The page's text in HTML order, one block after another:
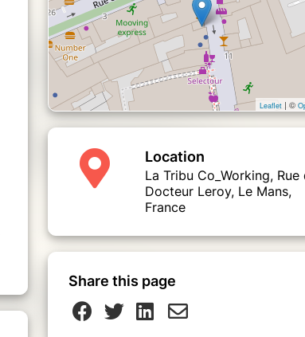
Leaflet | ©
Location
La Tribu Co_Working, Rue
Docteur Leroy, Le Mans,
France
Share this page